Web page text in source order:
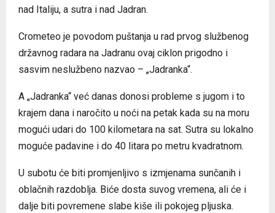
nad Italiju, a sutra i nad Jadran.
Crometeo je povodom puštanja u rad prvog službenog
državnog radara na Jadranu ovaj ciklon prigodno i
sasvim neslužbeno nazvao – „Jadranka“.
A „Jadranka“ već danas donosi probleme s jugom i to
krajem dana i naročito u noći na petak kada su na moru
mogući udari do 100 kilometara na sat. Sutra su lokalno
moguće padavine i do 40 litara po metru kvadratnom.
U subotu će biti promjenljivo s izmjenama sunčanih i
oblačnih razdoblja. Biće dosta suvog vremena, ali će i
dalje biti povremene slabe kiše ili pokojeg pljuska.